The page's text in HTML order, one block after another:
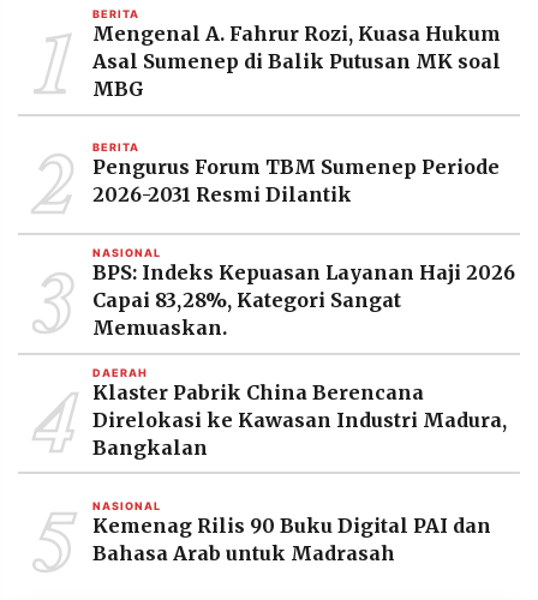
©
Resolusi.co
-
PT.
RESOLUSI
MEDIA
PRAMUDITA
1 BERITA
Mengenal A. Fahrur Rozi, Kuasa Hukum
Asal Sumenep di Balik Putusan MK soal
MBG
2 BERITA
Pengurus Forum TBM Sumenep Periode
2026-2031 Resmi Dilantik
3 NASIONAL
BPS: Indeks Kepuasan Layanan Haji 2026
Capai 83,28%, Kategori Sangat
Memuaskan.
4 DAERAH
Klaster Pabrik China Berencana
Direlokasi ke Kawasan Industri Madura,
Bangkalan
5 NASIONAL
Kemenag Rilis 90 Buku Digital PAI dan
Bahasa Arab untuk Madrasah